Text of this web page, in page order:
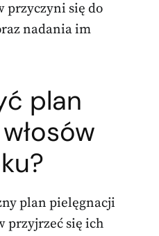
przyczyni się do
nadania im
plan
plan pielęgnacji
przyjrzeć się ich